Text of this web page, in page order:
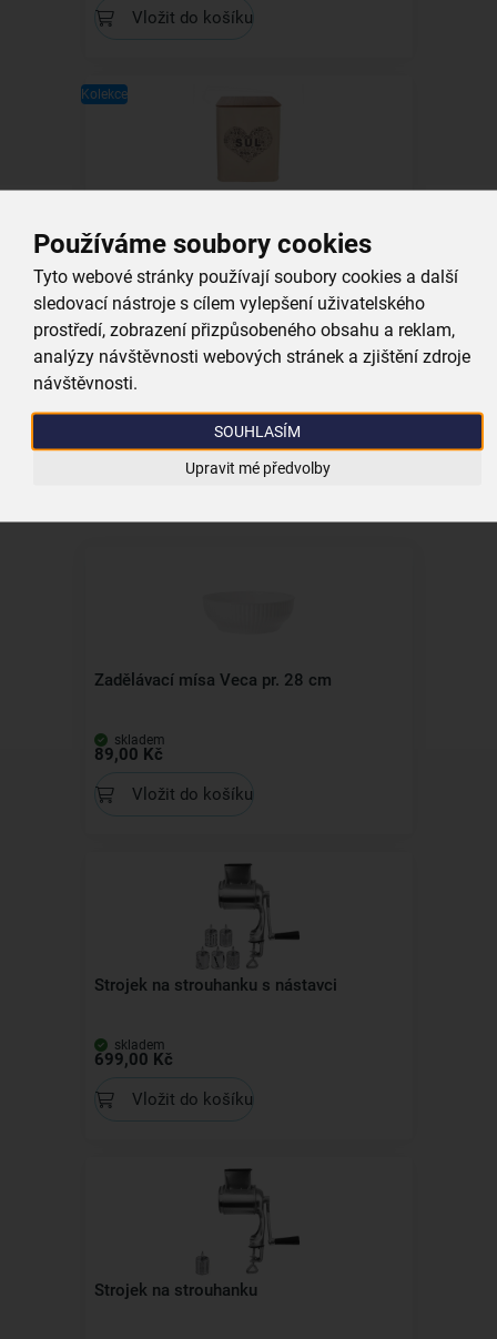
Používáme soubory cookies
Tyto webové stránky používají soubory cookies a další
sledovací nástroje s cílem vylepšení uživatelského
prostředí, zobrazení přizpůsobeného obsahu a reklam,
analýzy návštěvnosti webových stránek a zjištění zdroje
návštěvnosti.
SOUHLASÍM
Upravit mé předvolby
Vložit do košíku
Kolekce
skladem
179,00 Kč
Vložit do košíku
Všechny produkty
Související produkty
Zadělávací mísa Veca pr. 28 cm
skladem
89,00 Kč
Vložit do košíku
Strojek na strouhanku s nástavci
skladem
699,00 Kč
Vložit do košíku
Strojek na strouhanku